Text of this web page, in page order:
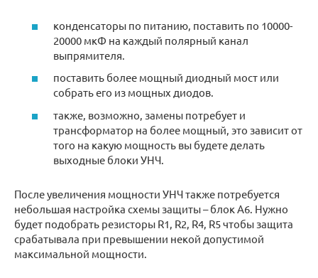
конденсаторы по питанию, поставить по 10000-
20000 мкФ на каждый полярный канал
выпрямителя.
поставить более мощный диодный мост или
собрать его из мощных диодов.
также, возможно, замены потребует и
трансформатор на более мощный, это зависит от
того на какую мощность вы будете делать
выходные блоки УНЧ.
После увеличения мощности УНЧ также потребуется
небольшая настройка схемы защиты – блок А6. Нужно
будет подобрать резисторы R1, R2, R4, R5 чтобы защита
срабатывала при превышении некой допустимой
максимальной мощности.